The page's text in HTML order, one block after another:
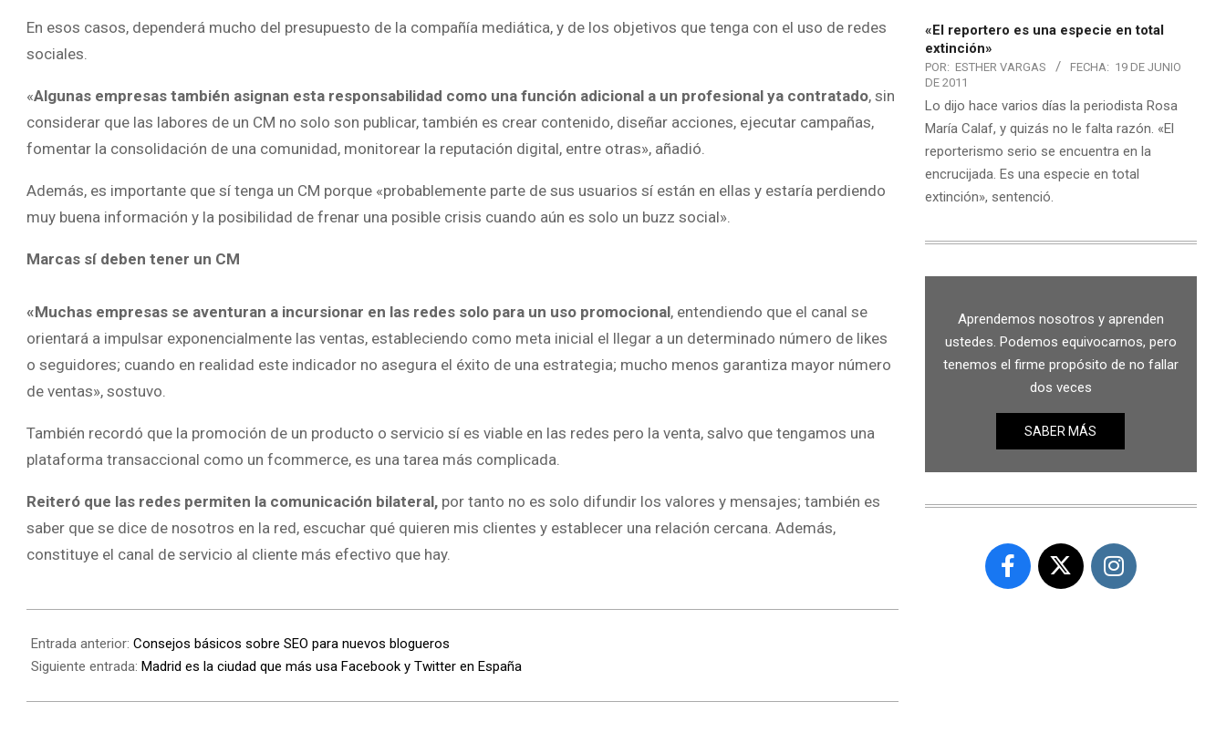
En esos casos, dependerá mucho del presupuesto de la compañía mediática, y de los objetivos que tenga con el uso de redes
sociales.
«Algunas empresas también asignan esta responsabilidad como una función adicional a un profesional ya contratado, sin
considerar que las labores de un CM no solo son publicar, también es crear contenido, diseñar acciones, ejecutar campañas,
fomentar la consolidación de una comunidad, monitorear la reputación digital, entre otras», añadió.
Además, es importante que sí tenga un CM porque «probablemente parte de sus usuarios sí están en ellas y estaría perdiendo
muy buena información y la posibilidad de frenar una posible crisis cuando aún es solo un buzz social».
Marcas sí deben tener un CM
«Muchas empresas se aventuran a incursionar en las redes solo para un uso promocional, entendiendo que el canal se
orientará a impulsar exponencialmente las ventas, estableciendo como meta inicial el llegar a un determinado número de likes
o seguidores; cuando en realidad este indicador no asegura el éxito de una estrategia; mucho menos garantiza mayor número
de ventas», sostuvo.
También recordó que la promoción de un producto o servicio sí es viable en las redes pero la venta, salvo que tengamos una
plataforma transaccional como un fcommerce, es una tarea más complicada.
Reiteró que las redes permiten la comunicación bilateral, por tanto no es solo difundir los valores y mensajes; también es
saber que se dice de nosotros en la red, escuchar qué quieren mis clientes y establecer una relación cercana. Además,
constituye el canal de servicio al cliente más efectivo que hay.
Entrada anterior: Consejos básicos sobre SEO para nuevos blogueros
Siguiente entrada: Madrid es la ciudad que más usa Facebook y Twitter en España
«El reportero es una especie en total
extinción»
POR: ESTHER VARGAS FECHA: 19 DE JUNIO
DE 2011
Lo dijo hace varios días la periodista Rosa
María Calaf, y quizás no le falta razón. «El
reporterismo serio se encuentra en la
encrucijada. Es una especie en total
extinción», sentenció.
Aprendemos nosotros y aprenden
ustedes. Podemos equivocarnos, pero
tenemos el firme propósito de no fallar
dos veces
SABER MÁS